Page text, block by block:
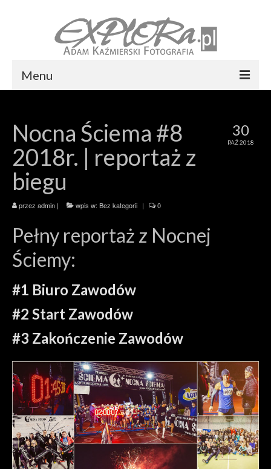
Menu
Reportaż ślubny
Usługi
Portfolio
Blog
Kontakt
30
PAŹ 2018
Nocna Ściema #8
2018r. | reportaż z
biegu
przez admin | wpis w: Bez kategorii | 0
Pełny reportaż z Nocnej
Ściemy:
#1 Biuro Zawodów
#2 Start Zawodów
#3 Zakończenie Zawodów